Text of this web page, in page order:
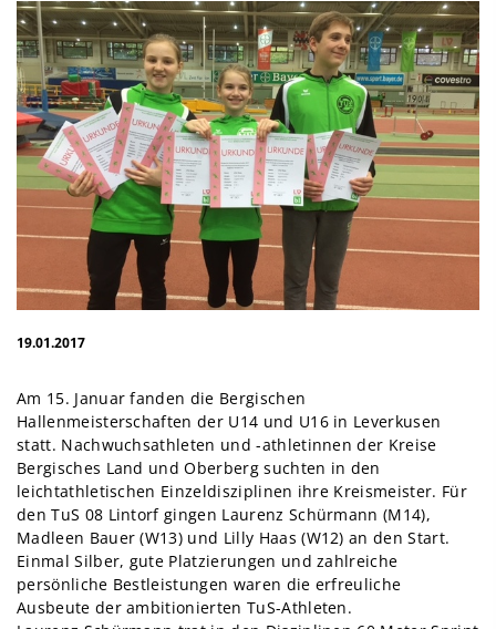
19.01.2017
Am 15. Januar fanden die Bergischen
Hallenmeisterschaften der U14 und U16 in Leverkusen
statt. Nachwuchsathleten und -athletinnen der Kreise
Bergisches Land und Oberberg suchten in den
leichtathletischen Einzeldisziplinen ihre Kreismeister. Für
den TuS 08 Lintorf gingen Laurenz Schürmann (M14),
Madleen Bauer (W13) und Lilly Haas (W12) an den Start.
Einmal Silber, gute Platzierungen und zahlreiche
persönliche Bestleistungen waren die erfreuliche
Ausbeute der ambitionierten TuS-Athleten.